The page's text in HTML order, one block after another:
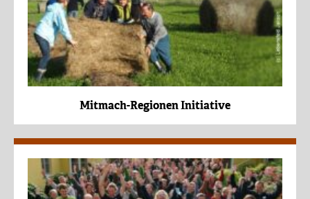
Mitmach-Regionen Initiative